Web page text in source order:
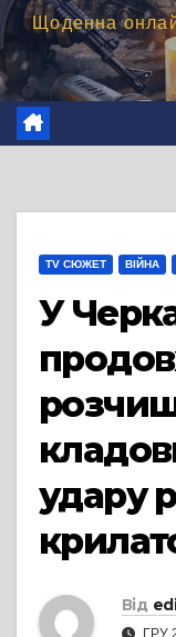
Щоденна
TV СЮЖЕТ ВІЙНА
У
удару
Від